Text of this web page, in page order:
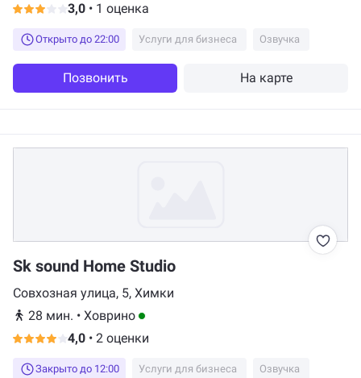
3,0 • 1 оценка
Открыто до 22:00 Услуги для бизнеса Озвучка
Позвонить На карте
Sk sound Home Studio
Совхозная улица, 5, Химки
28 мин. • Ховрино
4,0 • 2 оценки
Закрыто до 12:00 Услуги для бизнеса Озвучка